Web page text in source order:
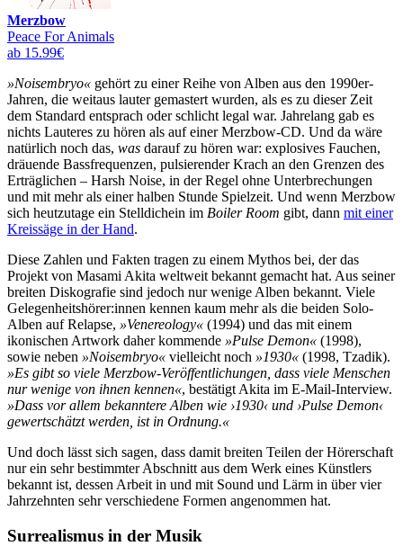
Merzbow
Peace For Animals
ab 15.99€
»Noisembryo« gehört zu einer Reihe von Alben aus den 1990er-
Jahren, die weitaus lauter gemastert wurden, als es zu dieser Zeit
dem Standard entsprach oder schlicht legal war. Jahrelang gab es
nichts Lauteres zu hören als auf einer Merzbow-CD. Und da wäre
natürlich noch das, was darauf zu hören war: explosives Fauchen,
dräuende Bassfrequenzen, pulsierender Krach an den Grenzen des
Erträglichen – Harsh Noise, in der Regel ohne Unterbrechungen
und mit mehr als einer halben Stunde Spielzeit. Und wenn Merzbow
sich heutzutage ein Stelldichein im Boiler Room gibt, dann mit einer
Kreissäge in der Hand.
Diese Zahlen und Fakten tragen zu einem Mythos bei, der das
Projekt von Masami Akita weltweit bekannt gemacht hat. Aus seiner
breiten Diskografie sind jedoch nur wenige Alben bekannt. Viele
Gelegenheitshörer:innen kennen kaum mehr als die beiden Solo-
Alben auf Relapse, »Venereology« (1994) und das mit einem
ikonischen Artwork daher kommende »Pulse Demon« (1998),
sowie neben »Noisembryo« vielleicht noch »1930« (1998, Tzadik).
»Es gibt so viele Merzbow-Veröffentlichungen, dass viele Menschen
nur wenige von ihnen kennen«, bestätigt Akita im E-Mail-Interview.
»Dass vor allem bekanntere Alben wie ›1930‹ und ›Pulse Demon‹
gewertschätzt werden, ist in Ordnung.«
Und doch lässt sich sagen, dass damit breiten Teilen der Hörerschaft
nur ein sehr bestimmter Abschnitt aus dem Werk eines Künstlers
bekannt ist, dessen Arbeit in und mit Sound und Lärm in über vier
Jahrzehnten sehr verschiedene Formen angenommen hat.
Surrealismus in der Musik